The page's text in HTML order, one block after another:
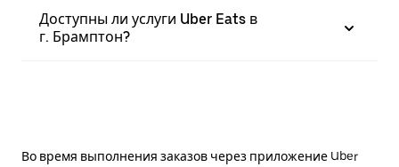
Доступны ли услуги Uber Eats в
г. Брамптон?
Во время выполнения заказов через приложение Uber